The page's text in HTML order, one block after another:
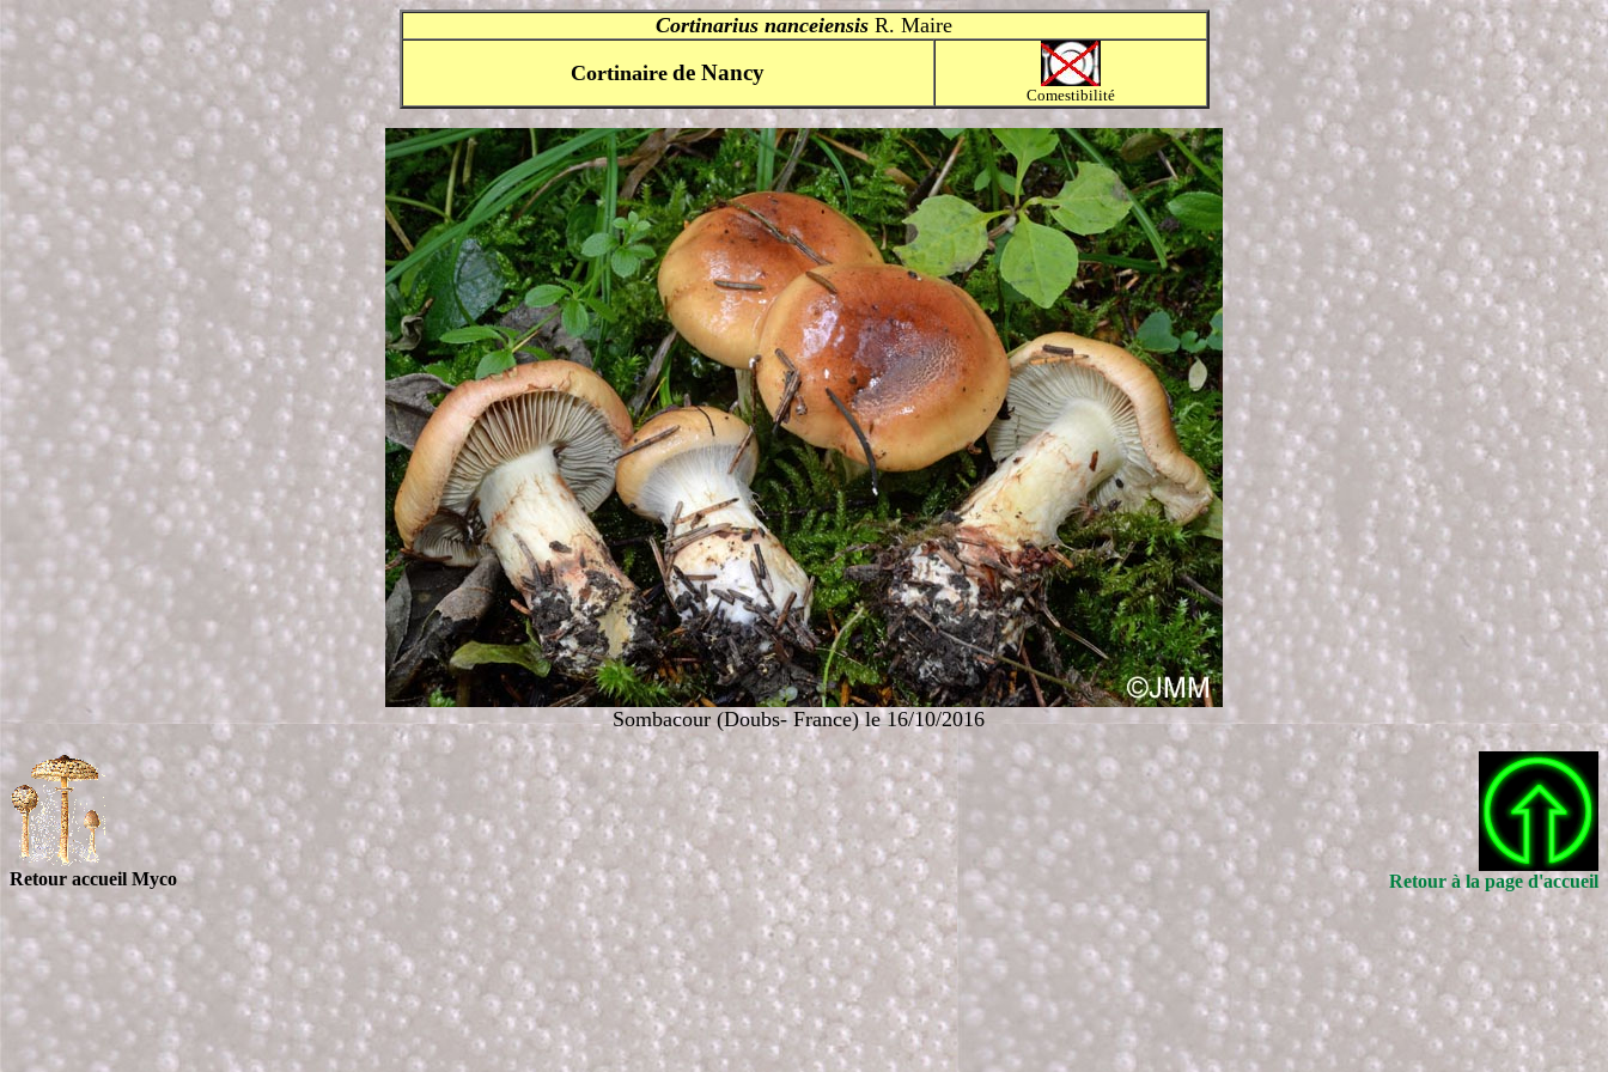
Cortinarius nanceiensis R. Maire
Cortinaire de Nancy
Comestibilité
Sombacour (Doubs- France) le 16/10/2016
Retour accueil Myco Retour à la page d'accueil